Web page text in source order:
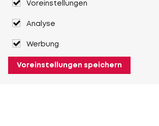
Voreinstellungen
Analyse
Werbung
Voreinstellungen speichern